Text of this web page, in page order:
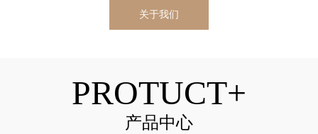
关于我们
PROTUCT+
产品中心